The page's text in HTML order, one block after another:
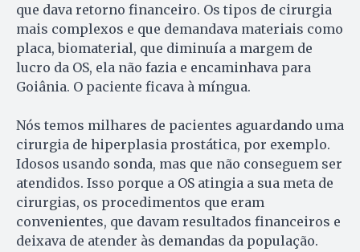
que dava retorno financeiro. Os tipos de cirurgia
mais complexos e que demandava materiais como
placa, biomaterial, que diminuía a margem de
lucro da OS, ela não fazia e encaminhava para
Goiânia. O paciente ficava à míngua.
Nós temos milhares de pacientes aguardando uma
cirurgia de hiperplasia prostática, por exemplo.
Idosos usando sonda, mas que não conseguem ser
atendidos. Isso porque a OS atingia a sua meta de
cirurgias, os procedimentos que eram
convenientes, que davam resultados financeiros e
deixava de atender às demandas da população.